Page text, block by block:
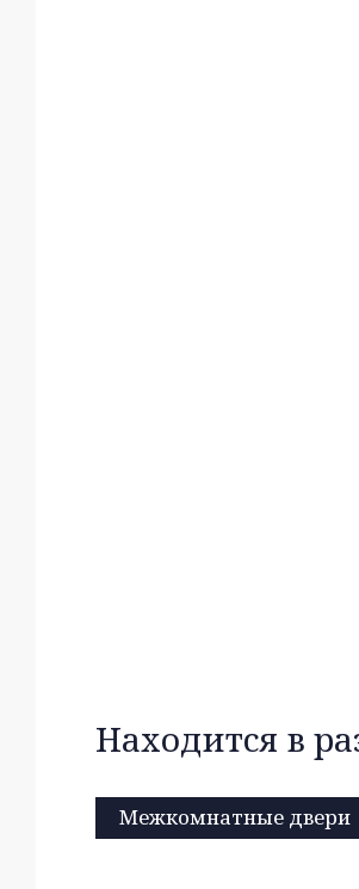
Находится в
Межкомнатные двери